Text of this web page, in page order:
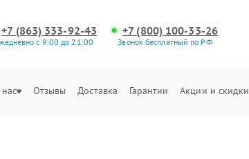
+7 (863) 333-92-43
с 9:00 до 21:00
+7 (800) 100-33-26
Звонок бесплатный по РФ
Отзывы Доставка Гарантии Акции и скидки